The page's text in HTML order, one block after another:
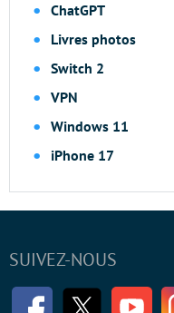
ChatGPT
Livres photos
Switch 2
VPN
Windows 11
iPhone 17
SUIVEZ-NOUS
FacebookTwitter